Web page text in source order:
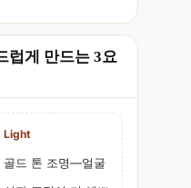
럽게 만드는 3요
Light
골드 톤 조명—얼굴